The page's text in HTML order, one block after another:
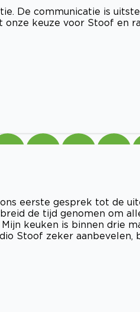
De communicatie is
keuze voor Stoof en
eerste gesprek tot de
de tijd genomen om
keuken is binnen drie
Stoof zeker aanbevelen,